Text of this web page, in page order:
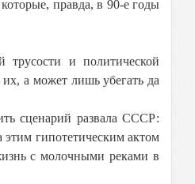
правда, в 90-е годы
и политической
а может лишь убегать да
сценарий развала СССР:
гипотетическим актом
с молочными реками в